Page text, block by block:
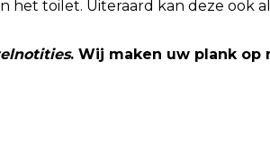
het toilet. Uiteraard kan deze ook
. Wij maken uw plank op